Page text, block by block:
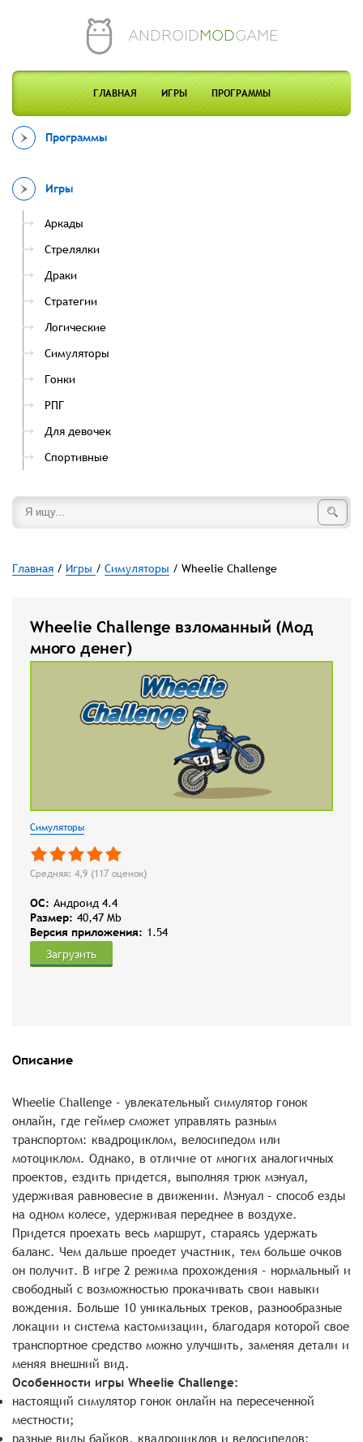
ANDROIDMODGAME
ГЛАВНАЯ ИГРЫ ПРОГРАММЫ
Программы
Игры
Аркады
Стрелялки
Драки
Стратегии
Логические
Симуляторы
Гонки
РПГ
Для девочек
Спортивные
Главная / Игры / Симуляторы / Wheelie Challenge
Wheelie Challenge взломанный (Мод
много денег)
Симуляторы
Средняя: 4,9 (117 оценок)
OC: Андроид 4.4
Размер: 40,47 Mb
Версия приложения: 1.54
Загрузить
Описание
Wheelie Challenge – увлекательный симулятор гонок
онлайн, где геймер сможет управлять разным
транспортом: квадроциклом, велосипедом или
мотоциклом. Однако, в отличие от многих аналогичных
проектов, ездить придется, выполняя трюк мэнуал,
удерживая равновесие в движении. Мэнуал – способ езды
на одном колесе, удерживая переднее в воздухе.
Придется проехать весь маршрут, стараясь удержать
баланс. Чем дальше проедет участник, тем больше очков
он получит. В игре 2 режима прохождения – нормальный и
свободный с возможностью прокачивать свои навыки
вождения. Больше 10 уникальных треков, разнообразные
локации и система кастомизации, благодаря которой свое
транспортное средство можно улучшить, заменяя детали и
меняя внешний вид.
Особенности игры Wheelie Challenge:
настоящий симулятор гонок онлайн на пересеченной
местности;
разные виды байков, квадроциклов и велосипедов;